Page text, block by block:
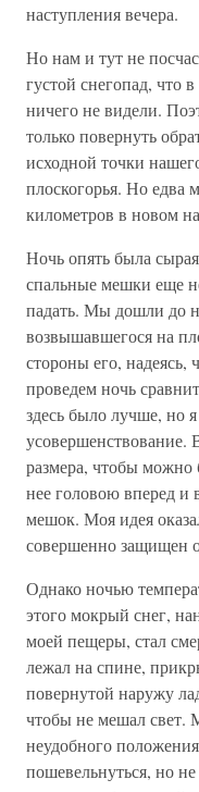
наступления вечера.
Но нам и тут не
густой снегопад, что
ничего не видели.
только повернуть
исходной точки
плоскогорья. Но едва
километров в новом
Ночь опять была
спальные мешки еще
падать. Мы дошли до
возвышавшегося на
стороны его, надеясь,
проведем ночь
здесь было лучше, но
усовершенствование.
размера, чтобы можно
нее головою вперед и
мешок. Моя идея
совершенно защищен
Однако ночью
этого мокрый снег,
моей пещеры, стал
лежал на спине,
повернутой наружу
чтобы не мешал свет.
неудобного
пошевельнуться, но